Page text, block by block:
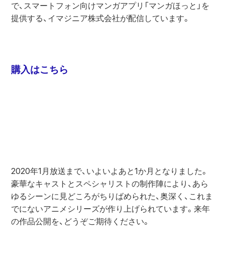
で、スマートフォン向けマンガアプリ「マンガほっと」を
提供する、イマジニア株式会社が配信しています。
購入はこちら
2020年1月放送まで、いよいよあと1か月となりました。
豪華なキャストとスペシャリストの制作陣により、あら
ゆるシーンに見どころがちりばめられた、奥深く、これま
でにないアニメシリーズが作り上げられています。来年
の作品公開を、どうぞご期待ください。